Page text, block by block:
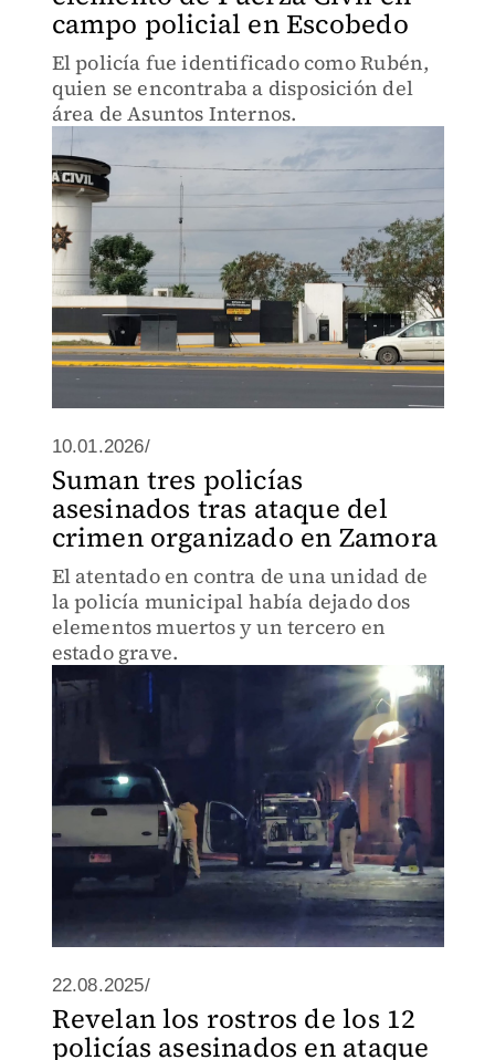
campo policial en Escobedo
El policía fue identificado como Rubén,
quien se encontraba a disposición del
área de Asuntos Internos.
10.01.2026/
Suman tres policías
asesinados tras ataque del
crimen organizado en Zamora
El atentado en contra de una unidad de
la policía municipal había dejado dos
elementos muertos y un tercero en
estado grave.
22.08.2025/
Revelan los rostros de los 12
policías asesinados en ataque